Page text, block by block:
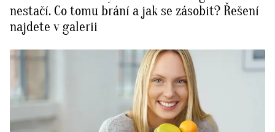
nestačí. Co tomu brání a jak se zásobit? Řešení
najdete v galerii